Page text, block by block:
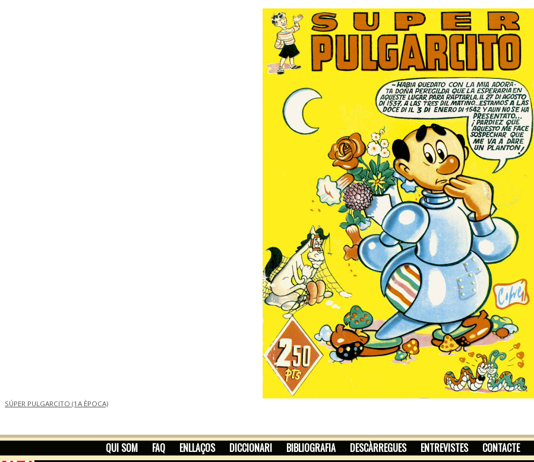
SÚPER PULGARCITO (1A ÈPOCA)
QUI SOM FAQ ENLLAÇOS DICCIONARI BIBLIOGRAFIA DESCÀRREGUES ENTREVISTES CONTACTE